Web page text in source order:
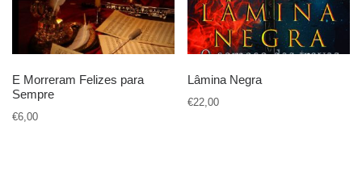
E Morreram Felizes para
Sempre
€6,00
Lâmina Negra
€22,00